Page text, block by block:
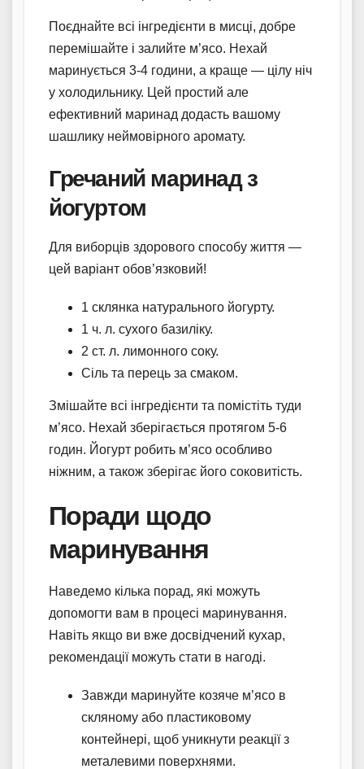
Поєднайте всі інгредієнти в мисці, добре
перемішайте і залийте м’ясо. Нехай
маринується 3-4 години, а краще — цілу ніч
у холодильнику. Цей простий але
ефективний маринад додасть вашому
шашлику неймовірного аромату.
Гречаний маринад з
йогуртом
Для виборців здорового способу життя —
цей варіант обов’язковий!
1 склянка натурального йогурту.
1 ч. л. сухого базиліку.
2 ст. л. лимонного соку.
Сіль та перець за смаком.
Змішайте всі інгредієнти та помістіть туди
м’ясо. Нехай зберігається протягом 5-6
годин. Йогурт робить м’ясо особливо
ніжним, а також зберігає його соковитість.
Поради щодо
маринування
Наведемо кілька порад, які можуть
допомогти вам в процесі маринування.
Навіть якщо ви вже досвідчений кухар,
рекомендації можуть стати в нагоді.
Завжди маринуйте козяче м’ясо в
скляному або пластиковому
контейнері, щоб уникнути реакції з
металевими поверхнями.